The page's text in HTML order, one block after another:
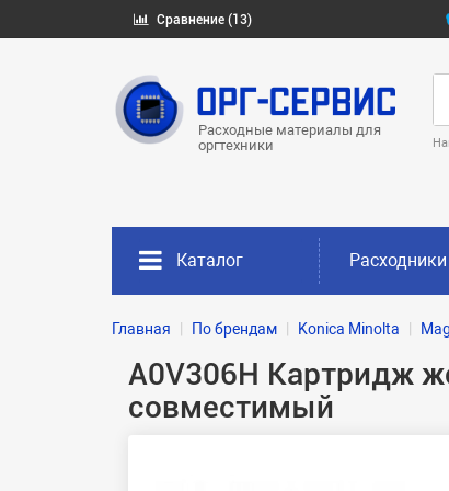
Сравнение (13)
Расходные материалы для
оргтехники
Каталог Расходники
Главная По брендам Konica Minolta
A0V306H Картридж
совместимый